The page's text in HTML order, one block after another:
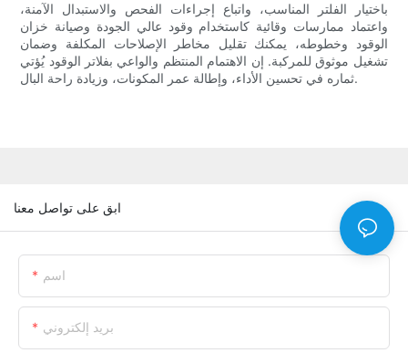
باختيار الفلتر المناسب، واتباع إجراءات الفحص والاستبدال الآمنة،
واعتماد ممارسات وقائية كاستخدام وقود عالي الجودة وصيانة خزان
الوقود وخطوطه، يمكنك تقليل مخاطر الإصلاحات المكلفة وضمان
تشغيل موثوق للمركبة. إن الاهتمام المنتظم والواعي بفلاتر الوقود يُؤتي
ثماره في تحسين الأداء، وإطالة عمر المكونات، وزيادة راحة البال.
ابق على تواصل معنا
اسم
بريد إلكتروني